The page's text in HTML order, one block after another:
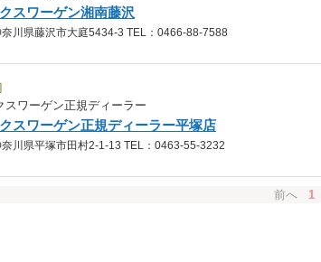
スワーゲン湘南藤沢
川県藤沢市大庭5434-3 TEL：0466-88-7588
スワーゲン正規ディーラー
スワーゲン正規ディーラー平塚店
川県平塚市田村2-1-13 TEL：0463-55-3232
前へ 1